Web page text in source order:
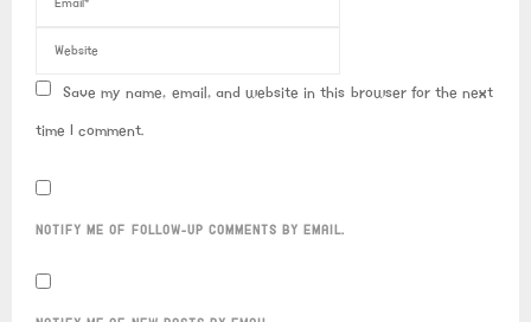
Save my name, email, and website in this browser for the next
time I comment.
NOTIFY ME OF FOLLOW-UP COMMENTS BY EMAIL.